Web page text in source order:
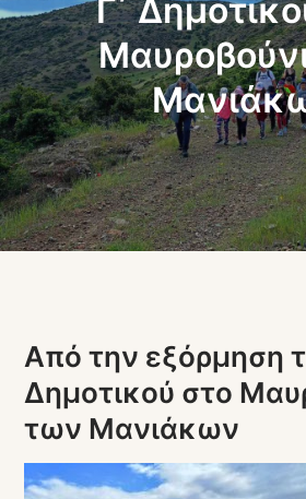
Γ΄
Από την εξόρμηση
Δημοτικού στο
των Μανιάκων